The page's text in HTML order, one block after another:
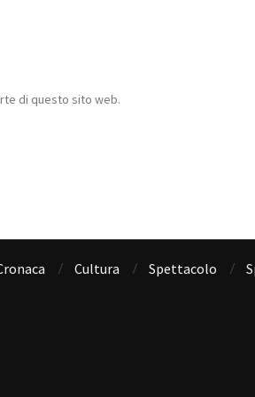
di questo sito web.
Cultura Spettacolo